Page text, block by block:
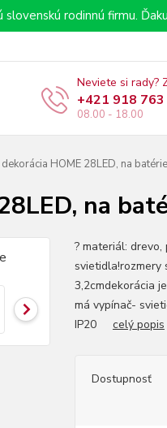
rodinnú firmu.
Neviete si rady?
+421 918
08.00 - 18.00
HOME 28LED, na batérie
na
? materiál:
svietidla!rozmery
3,2cmdekorácia
má vypínač-
IP20 celý popis
Dostupnosť